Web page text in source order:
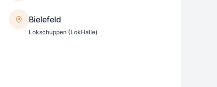
Bielefeld
Lokschuppen (LokHalle)